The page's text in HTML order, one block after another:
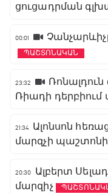
ցուցադրման
00:01
ՊԱՇՏՈՆԱԿԱՆ
23:32
Ռիադի դերբիում
21:34 Ալոնսոն
մարզչի
20:30
Ալբերտ
մարզիչ